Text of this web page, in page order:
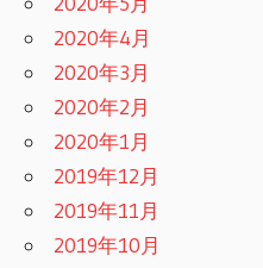
2020年4月
2020年3月
2020年2月
2020年1月
2019年12月
2019年11月
2019年10月